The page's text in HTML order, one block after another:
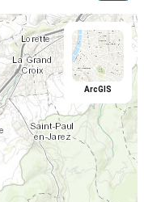
ArcGIS